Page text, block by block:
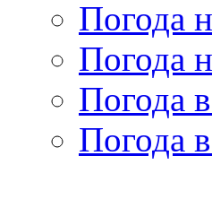
Погода
Погода
Погода
Погода